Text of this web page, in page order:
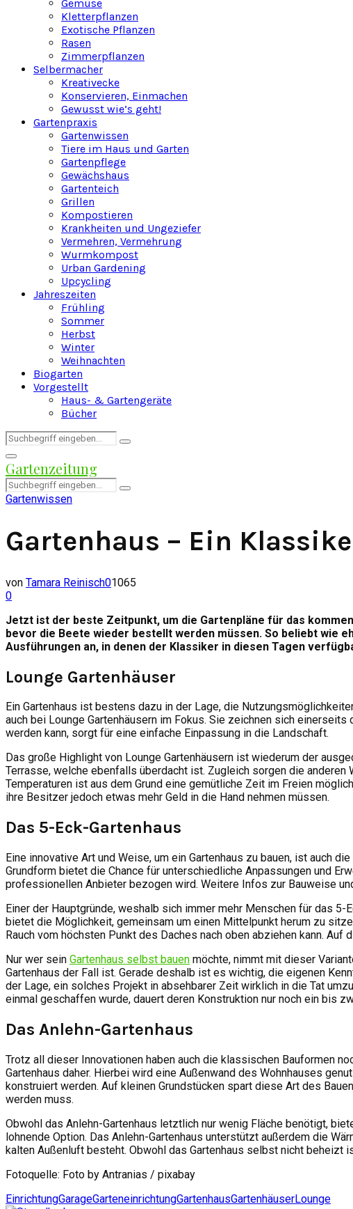
Gemüse
Kletterpflanzen
Exotische Pflanzen
Rasen
Zimmerpflanzen
Selbermacher
Kreativecke
Konservieren, Einmachen
Gewusst wie’s geht!
Gartenpraxis
Gartenwissen
Tiere im Haus und Garten
Gartenpflege
Gewächshaus
Gartenteich
Grillen
Kompostieren
Krankheiten und Ungeziefer
Vermehren, Vermehrung
Wurmkompost
Urban Gardening
Upcycling
Jahreszeiten
Frühling
Sommer
Herbst
Winter
Weihnachten
Biogarten
Vorgestellt
Haus- & Gartengeräte
Bücher
Search
for:
Search
Facebook
Twitter
Instagram
Pinterest
Youtube
Snapchat
Primary
Menu
Gartenzeitung
Search
for:
Search
Gartenwissen
Gartenhaus – Ein
von Tamara Reinisch01065
0
Jetzt ist der beste Zeitpunkt, um die Gartenpläne für das
bevor die Beete wieder bestellt werden müssen. So beliebt wie
Ausführungen an, in denen der Klassiker in diesen Tagen
Lounge Gartenhäuser
Ein Gartenhaus ist bestens dazu in der Lage, die
auch bei Lounge Gartenhäusern im Fokus. Sie zeichnen sich
werden kann, sorgt für eine einfache Einpassung in die Landschaft.
Das große Highlight von Lounge Gartenhäusern ist wiederum der
Terrasse, welche ebenfalls überdacht ist. Zugleich sorgen die
Temperaturen ist aus dem Grund eine gemütliche Zeit im Freien
ihre Besitzer jedoch etwas mehr Geld in die Hand nehmen müssen.
Das 5-Eck-Gartenhaus
Eine innovative Art und Weise, um ein Gartenhaus zu bauen, ist auch
Grundform bietet die Chance für unterschiedliche Anpassungen und
professionellen Anbieter bezogen wird. Weitere Infos zur Bauweise
Einer der Hauptgründe, weshalb sich immer mehr Menschen für das
bietet die Möglichkeit, gemeinsam um einen Mittelpunkt herum zu
Rauch vom höchsten Punkt des Daches nach oben abziehen kann.
Nur wer sein Gartenhaus selbst bauen möchte, nimmt mit dieser
Gartenhaus der Fall ist. Gerade deshalb ist es wichtig, die eigenen
der Lage, ein solches Projekt in absehbarer Zeit wirklich in die Tat
einmal geschaffen wurde, dauert deren Konstruktion nur noch ein bis
Das Anlehn-Gartenhaus
Trotz all dieser Innovationen haben auch die klassischen Bauformen
Gartenhaus daher. Hierbei wird eine Außenwand des Wohnhauses
konstruiert werden. Auf kleinen Grundstücken spart diese Art des
werden muss.
Obwohl das Anlehn-Gartenhaus letztlich nur wenig Fläche benötigt,
lohnende Option. Das Anlehn-Gartenhaus unterstützt außerdem die
kalten Außenluft besteht. Obwohl das Gartenhaus selbst nicht
Fotoquelle: Foto by Antranias / pixabay
EinrichtungGarageGarteneinrichtungGartenhausGartenhäuserLounge